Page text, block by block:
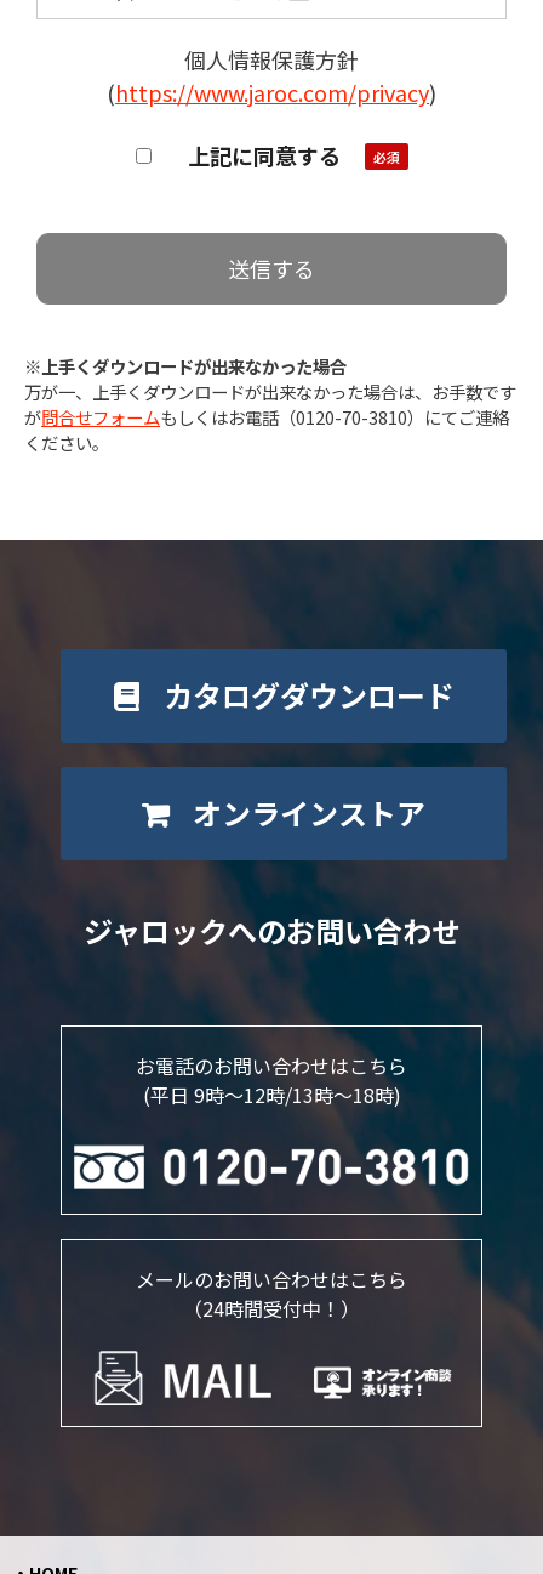
個人情報保護方針
(https://www.jaroc.com/privacy)
上記に同意する
※上手くダウンロードが出来なかった場合
万が一、上手くダウンロードが出来なかった場合は、お手数です
が問合せフォームもしくはお電話（0120-70-3810）にてご連絡
ください。
カタログダウンロード
オンラインストア
ジャロックへのお問い合わせ
お電話のお問い合わせはこちら
(平日 9時～12時/13時〜18時)
メールのお問い合わせはこちら
（24時間受付中！）